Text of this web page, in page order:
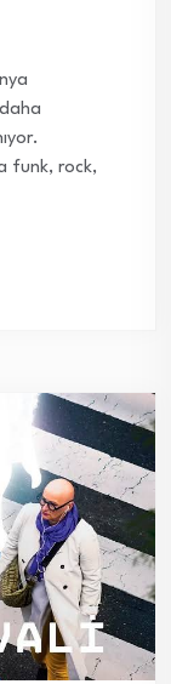
funk, rock,